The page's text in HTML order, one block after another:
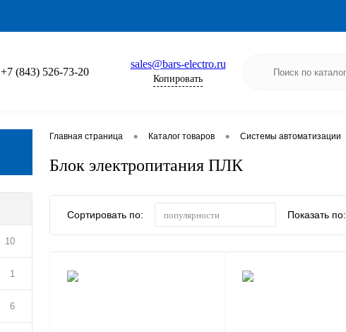
+7 (843) 526-73-20
sales@bars-electro.ru
Копировать
10
1
6
Главная страница • Каталог товаров • Системы автоматизации
Блок электропитания ПЛК
Сортировать по: популярности Показать по: